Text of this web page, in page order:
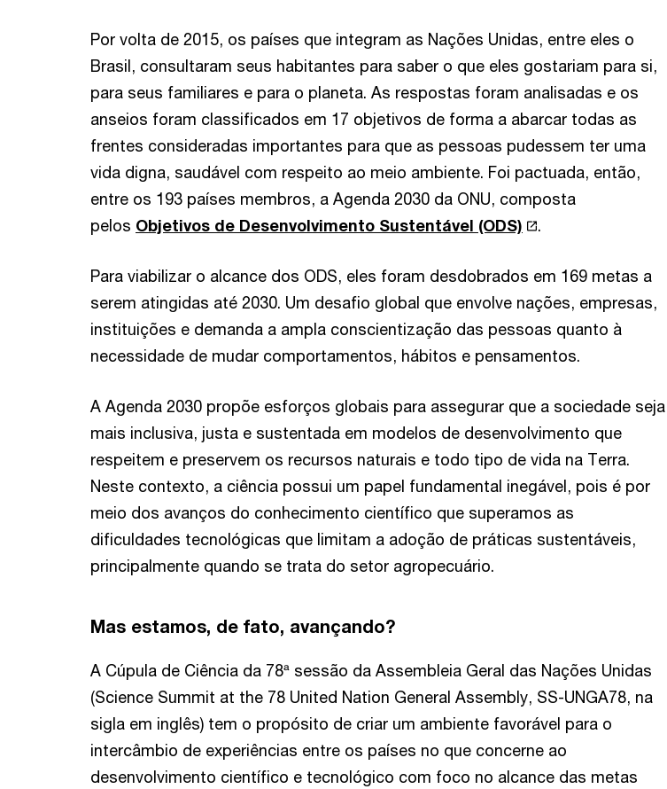
Por volta de 2015, os países que integram as Nações Unidas, entre eles o
Brasil, consultaram seus habitantes para saber o que eles gostariam para si,
para seus familiares e para o planeta. As respostas foram analisadas e os
anseios foram classificados em 17 objetivos de forma a abarcar todas as
frentes consideradas importantes para que as pessoas pudessem ter uma
vida digna, saudável com respeito ao meio ambiente. Foi pactuada, então,
entre os 193 países membros, a Agenda 2030 da ONU, composta
pelos Objetivos de Desenvolvimento Sustentável (ODS) .
Para viabilizar o alcance dos ODS, eles foram desdobrados em 169 metas a
serem atingidas até 2030. Um desafio global que envolve nações, empresas,
instituições e demanda a ampla conscientização das pessoas quanto à
necessidade de mudar comportamentos, hábitos e pensamentos.
A Agenda 2030 propõe esforços globais para assegurar que a sociedade seja
mais inclusiva, justa e sustentada em modelos de desenvolvimento que
respeitem e preservem os recursos naturais e todo tipo de vida na Terra.
Neste contexto, a ciência possui um papel fundamental inegável, pois é por
meio dos avanços do conhecimento científico que superamos as
dificuldades tecnológicas que limitam a adoção de práticas sustentáveis,
principalmente quando se trata do setor agropecuário.
Mas estamos, de fato, avançando?
A Cúpula de Ciência da 78ª sessão da Assembleia Geral das Nações Unidas
(Science Summit at the 78 United Nation General Assembly, SS-UNGA78, na
sigla em inglês) tem o propósito de criar um ambiente favorável para o
intercâmbio de experiências entre os países no que concerne ao
desenvolvimento científico e tecnológico com foco no alcance das metas